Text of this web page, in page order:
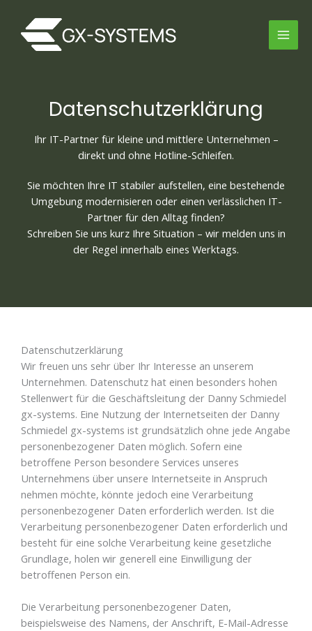
springen
Datenschutzerklärung
Ihr IT-Partner für kleine und mittlere Unternehmen –
direkt und ohne Hotline-Schleifen.
Sie möchten Ihre IT stabiler aufstellen, eine bestehende
Umgebung modernisieren oder einen verlässlichen IT-
Partner für den Alltag finden?
Schreiben Sie uns kurz Ihre Situation – wir melden uns in
der Regel innerhalb eines Werktags.
Datenschutzerklärung
Wir freuen uns sehr über Ihr Interesse an unserem
Unternehmen. Datenschutz hat einen besonders hohen
Stellenwert für die Geschäftsleitung der Danny Schmiedel
gx-systems. Eine Nutzung der Internetseiten der Danny
Schmiedel gx-systems ist grundsätzlich ohne jede Angabe
personenbezogener Daten möglich. Sofern eine
betroffene Person besondere Services unseres
Unternehmens über unsere Internetseite in Anspruch
nehmen möchte, könnte jedoch eine Verarbeitung
personenbezogener Daten erforderlich werden. Ist die
Verarbeitung personenbezogener Daten erforderlich und
besteht für eine solche Verarbeitung keine gesetzliche
Grundlage, holen wir generell eine Einwilligung der
betroffenen Person ein.
Die Verarbeitung personenbezogener Daten,
beispielsweise des Namens, der Anschrift, E-Mail-Adresse